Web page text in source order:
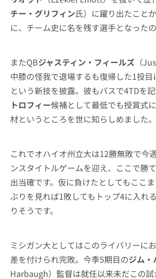
チー・グリフィン氏）に躍り出たこと
に、チーム史に名を残す選手となったの
またQBジャスティン・フィールズ （
中膝の怪我で退場するも復帰した1投目
という新技を披露。彼もパスで4TDを
トロフィー候補として最低でも授賞式
材というところを世に知らしめました。
これでオハイオ州立大は12勝無敗で今
ンスタイトルゲームを迎え、ここで勝
出当確です。仮に負けたとしてもここ
ぶりを見れば1敗してもトップ4に入れ
りそうです。
ミシガン大としてはこのライバリーに
差を付けられ完敗。今季5期目のジム・
Harbaugh）監督は就任以来未だこの